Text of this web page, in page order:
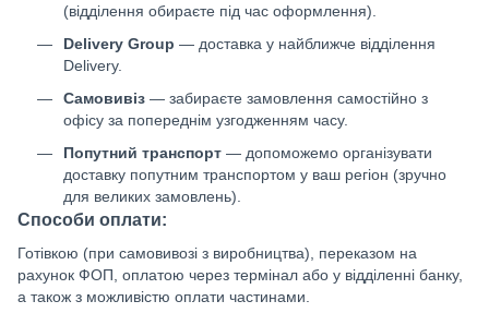
(відділення обираєте під час оформлення).
Delivery Group — доставка у найближче відділення
Delivery.
Самовивіз — забираєте замовлення самостійно з
офісу за попереднім узгодженням часу.
Попутний транспорт — допоможемо організувати
доставку попутним транспортом у ваш регіон (зручно
для великих замовлень).
Способи оплати:
Готівкою (при самовивозі з виробництва), переказом на
рахунок ФОП, оплатою через термінал або у відділенні банку,
а також з можливістю оплати частинами.